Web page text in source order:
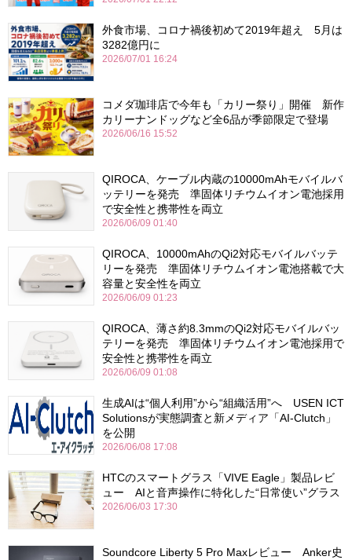
外食市場、コロナ禍後初めて2019年超え 5月は
3282億円に
2026/07/01 16:24
コメダ珈琲店で今年も「カリー祭り」開催 新作
カリーナンドッグなど全6品が季節限定で登場
2026/06/16 15:52
QIROCA、ケーブル内蔵の10000mAhモバイルバ
ッテリーを発売 準固体リチウムイオン電池採用
で安全性と携帯性を両立
2026/06/09 01:40
QIROCA、10000mAhのQi2対応モバイルバッテ
リーを発売 準固体リチウムイオン電池搭載で大
容量と安全性を両立
2026/06/09 01:23
QIROCA、薄さ約8.3mmのQi2対応モバイルバッ
テリーを発売 準固体リチウムイオン電池採用で
安全性と携帯性を両立
2026/06/09 01:08
生成AIは“個人利用”から“組織活用”へ USEN ICT
Solutionsが実態調査と新メディア「AI-Clutch」
を公開
2026/06/08 17:08
HTCのスマートグラス「VIVE Eagle」製品レビ
ュー AIと音声操作に特化した“日常使い”グラス
2026/06/03 17:30
Soundcore Liberty 5 Pro Maxレビュー Anker史